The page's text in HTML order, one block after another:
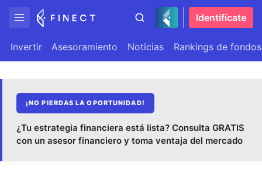
Identifícate
Invertir Asesoramiento Noticias Rankings de fondos
¡NO PIERDAS LA OPORTUNIDAD!
¿Tu estrategia financiera está lista? Consulta GRATIS
con un asesor financiero y toma ventaja del mercado